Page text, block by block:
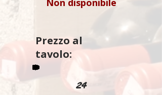
Non disponibile
Prezzo al
tavolo:
24